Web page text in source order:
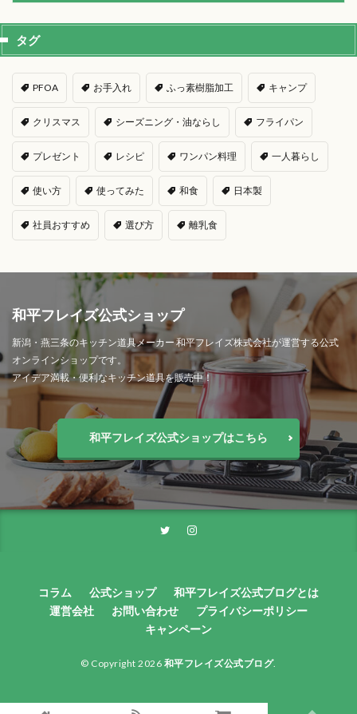
タグ
PFOA お手入れ ふっ素樹脂加工 キャンプ
クリスマス シーズニング・油ならし フライパン
プレゼント レシピ ワンパン料理 一人暮らし
使い方 使ってみた 和食 日本製
社員おすすめ 選び方 離乳食
和平フレイズ公式ショップ
新潟・燕三条のキッチン道具メーカー 和平フレイズ株式会社が運営する公式
オンラインショップです。
アイデア満載・便利なキッチン道具を販売中！
和平フレイズ公式ショップはこちら
コラム 公式ショップ
和平フレイズ公式ブログとは
運営会社
お問い合わせ
プライバシーポリシー
キャンペーン
© Copyright 2026 和平フレイズ公式ブログ.